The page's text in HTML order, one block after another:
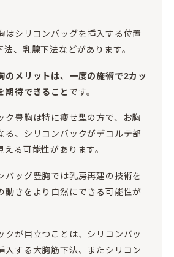
はシリコンバッグを挿入する位置
、乳腺下法などがあります。
のメリットは、一度の施術で2カッ
期待できること です。
ク豊胸は特に痩せ型の方で、お胸
る、シリコンバックがデコルテ部
る可能性があります。
バッグ豊胸では乳房再建の技術を
動きをより自然にできる可能性が
クが目立つことは、シリコンバッ
入する大胸筋下法、またシリコン